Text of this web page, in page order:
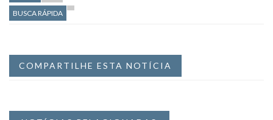
BUSCA RÁPIDA
COMPARTILHE ESTA NOTÍCIA